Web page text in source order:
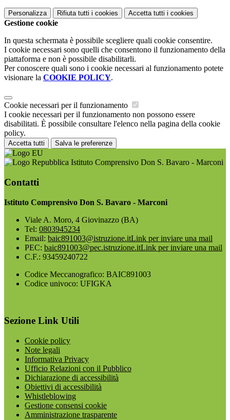
Personalizza Rifiuta tutti i cookies Accetta tutti i cookies
Gestione cookie
In questa schermata è possibile scegliere quali cookie consentire.
I cookie necessari sono quelli che consentono il funzionamento della
piattaforma e non è possibile disabilitarli.
Per conoscere quali sono i cookie necessari al funzionamento potete
visionare la COOKIE POLICY.
Cookie necessari per il funzionamento
I cookie necessari per il funzionamento non possono essere
disabilitati. È possibile consultare l'elenco nella pagina della cookie
policy.
Accetta tutti Salva le preferenze
Istituto Comprensivo Don S. Bavaro - Marconi
Contatti
Istituto Comprensivo Don S. Bavaro - Marconi
Viale A. Moro, 4 Giovinazzo (BA)
Tel: 0803945234
Email: baic891003@istruzione.itLink per inviare una mail
PEC: baic891003@pec.istruzione.itLink per inviare una mail
C.F.: 93459240722
Codice Meccanografico: BAIC891003
Codice univoco: UFIGKA
Sezione Link Utili
Cookie policy
Note legali
Informativa Privacy
Ufficio Relazioni con il Pubblico
Dichiarazione di accessibilità
Obiettivi di accessibilità
Whistleblowing
Gestione consensi cookie
Amministrazione trasparente